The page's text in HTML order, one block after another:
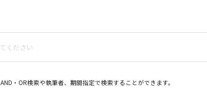
AND・OR検索や執筆者、期間指定で検索することができます。